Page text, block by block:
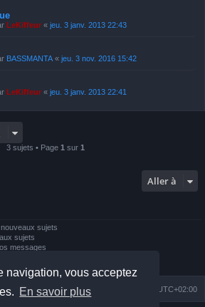
navigation, vous acceptez
En savoir plus
LeKiffeur « jeu. 3 janv. 2013 22:43
BASSMANTA « jeu. 3 nov. 2016 15:42
LeKiffeur « jeu. 3 janv. 2013 22:41
3 sujets • Page 1 sur 1
Aller à
sujets
sujets
messages
fichiers
UTC+02:00
Nous contacter